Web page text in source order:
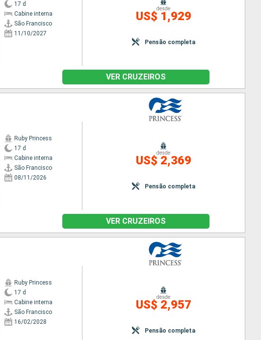
17 d
Cabine interna
São Francisco
11/10/2027
desde
US$ 1,929
Pensão completa
VER CRUZEIROS
Ruby Princess
17 d
Cabine interna
São Francisco
08/11/2026
desde
US$ 2,369
Pensão completa
VER CRUZEIROS
Ruby Princess
17 d
Cabine interna
São Francisco
16/02/2028
desde
US$ 2,957
Pensão completa